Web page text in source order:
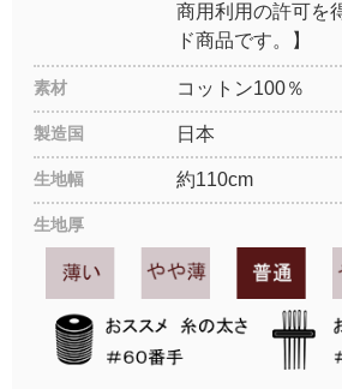
商用利用の許可を
ド商品です。】
素材 コットン100％
製造国 日本
生地幅 約110cm
生地厚